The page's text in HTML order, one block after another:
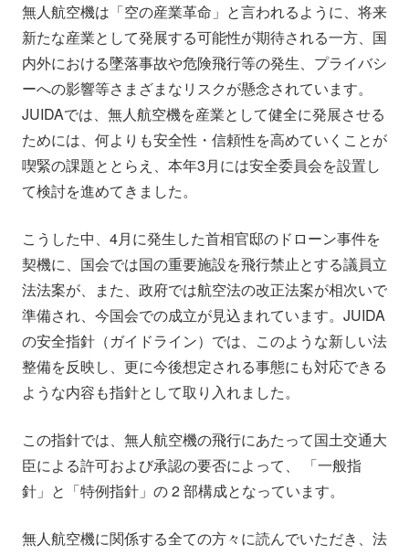
採用情報 資料ダウンロード
IR情報 English
無人航空機は「空の産業革命」と言われるように、将来
新たな産業として発展する可能性が期待される一方、国
内外における墜落事故や危険飛行等の発生、プライバシ
ーへの影響等さまざまなリスクが懸念されています。
JUIDAでは、無人航空機を産業として健全に発展させる
ためには、何よりも安全性・信頼性を高めていくことが
喫緊の課題ととらえ、本年3月には安全委員会を設置し
て検討を進めてきました。
こうした中、4月に発生した首相官邸のドローン事件を
契機に、国会では国の重要施設を飛行禁止とする議員立
法法案が、また、政府では航空法の改正法案が相次いで
準備され、今国会での成立が見込まれています。JUIDA
の安全指針（ガイドライン）では、このような新しい法
整備を反映し、更に今後想定される事態にも対応できる
ような内容も指針として取り入れました。
この指針では、無人航空機の飛行にあたって国土交通大
臣による許可および承認の要否によって、 「一般指
針」と「特例指針」の 2 部構成となっています。
無人航空機に関係する全ての方々に読んでいただき、法